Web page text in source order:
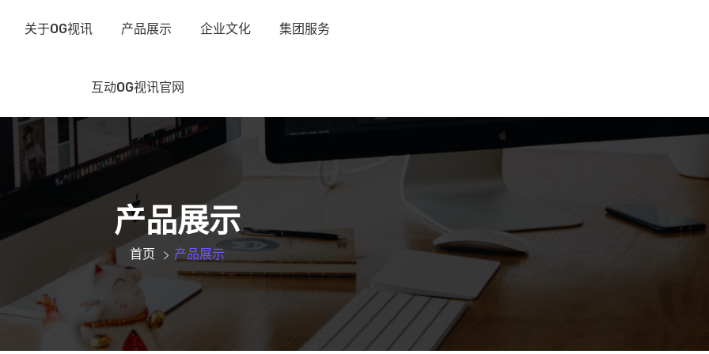
关于OG视讯 产品展示 企业文化 集团服务
互动OG视讯官网
产品展示
首页 产品展示